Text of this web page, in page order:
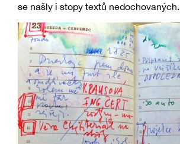
se našly i stopy textů nedochovaných.